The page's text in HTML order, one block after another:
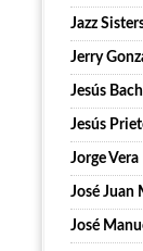
Jazz
Jerry
Jesús
Jesús
Jorge Vera
José Juan
José